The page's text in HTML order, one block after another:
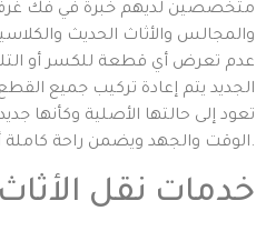
متخصصين لديهم خبرة في فك غرف
والمجالس والأثاث الحديث
عدم تعرض أي قطعة للكسر أو
الجديد يتم إعادة تركيب جميع
تعود إلى حالتها الأصلية وكأنها
الوقت والجهد ويضمن راحة كاملة أثناء عملية الانتقال.
خدمات نقل